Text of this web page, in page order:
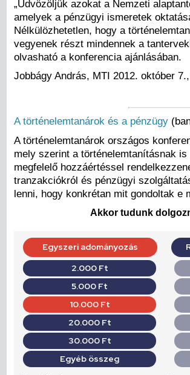
„Üdvözöljük azokat a Nemzeti
amelyek a pénzügyi ismeretek
Nélkülözhetetlen, hogy a
vegyenek részt mindennek a
olvasható a konferencia ajánlásában.
Jobbágy András, MTI 2012. október
A történelemtanárok és a pénzügy
A történelemtanárok országos
mely szerint a történelemtanításnak
megfelelő hozzáértéssel
tranzakciókról és pénzügyi
lenni, hogy konkrétan mit gondoltak e
Akkor tudunk